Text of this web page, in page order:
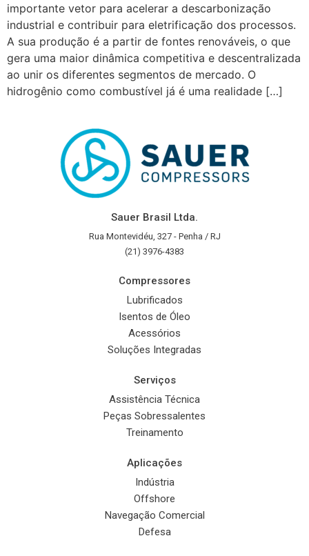
importante vetor para acelerar a descarbonização
industrial e contribuir para eletrificação dos processos.
A sua produção é a partir de fontes renováveis, o que
gera uma maior dinâmica competitiva e descentralizada
ao unir os diferentes segmentos de mercado. O
hidrogênio como combustível já é uma realidade […]
Sauer Brasil Ltda.
Rua Montevidéu, 327 - Penha / RJ
(21) 3976-4383
Compressores
Lubrificados
Isentos de Óleo
Acessórios
Soluções Integradas
Serviços
Assistência Técnica
Peças Sobressalentes
Treinamento
Aplicações
Indústria
Offshore
Navegação Comercial
Defesa